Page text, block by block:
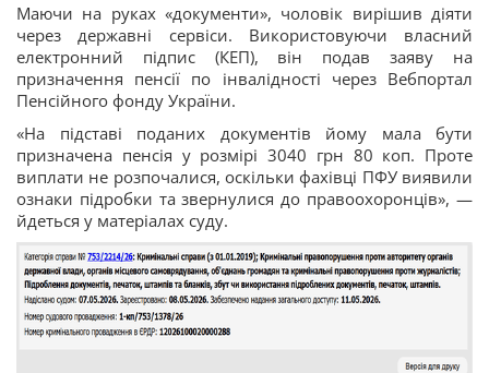
Маючи на руках «документи», чоловік вирішив діяти
через державні сервіси. Використовуючи власний
електронний підпис (КЕП), він подав заяву на
призначення пенсії по інвалідності через Вебпортал
Пенсійного фонду України.
«На підставі поданих документів йому мала бути
призначена пенсія у розмірі 3040 грн 80 коп. Проте
виплати не розпочалися, оскільки фахівці ПФУ виявили
ознаки підробки та звернулися до правоохоронців», —
йдеться у матеріалах суду.